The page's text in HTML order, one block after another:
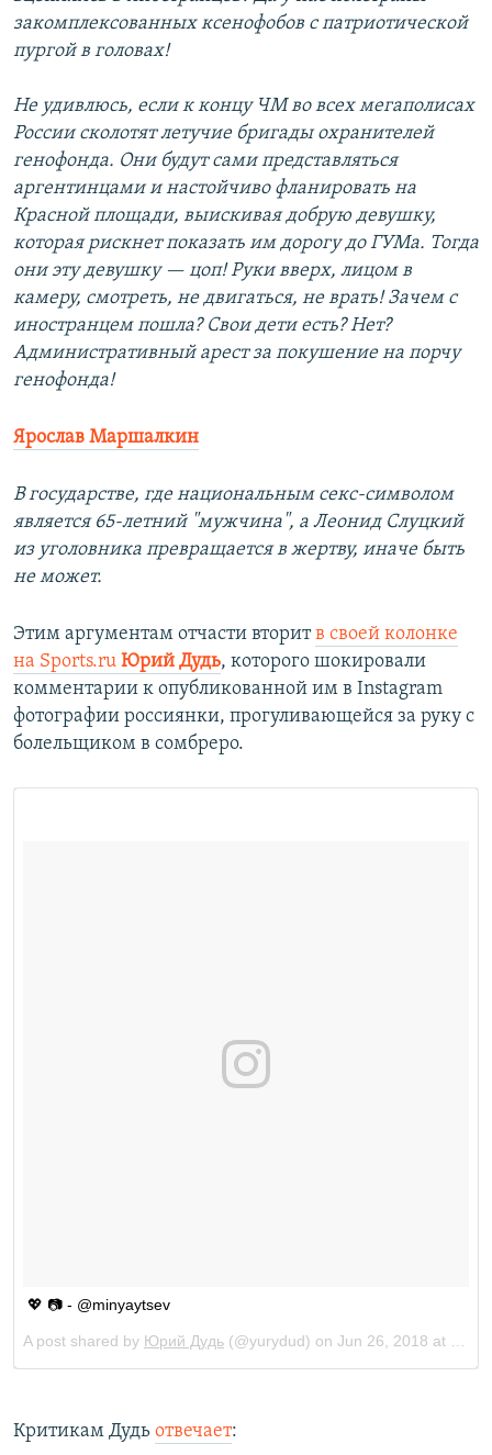
закомплексованных ксенофобов с патриотической
пургой в головах!
Не удивлюсь, если к концу ЧМ во всех мегаполисах
России сколотят летучие бригады охранителей
генофонда. Они будут сами представляться
аргентинцами и настойчиво фланировать на
Красной площади, выискивая добрую девушку,
которая рискнет показать им дорогу до ГУМа. Тогда
они эту девушку — цоп! Руки вверх, лицом в
камеру, смотреть, не двигаться, не врать! Зачем с
иностранцем пошла? Свои дети есть? Нет?
Административный арест за покушение на порчу
генофонда!
Ярослав Маршалкин
В государстве, где национальным секс-символом
является 65-летний "мужчина", а Леонид Слуцкий
из уголовника превращается в жертву, иначе быть
не может.
Этим аргументам отчасти вторитв своей колонке
на Sports.ru Юрий Дудь, которого шокировали
комментарии к опубликованной им в Instagram
фотографии россиянки, прогуливающейся за руку с
болельщиком в сомбреро.
Критикам Дудь отвечает: